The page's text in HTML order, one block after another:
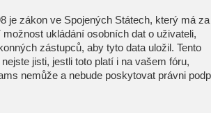
je zákon ve Spojených Státech, který má za
ukládání osobních dat o uživateli,
zástupců, aby tyto data uložil. Tento
jisti, jestli toto platí i na vašem fóru,
nemůže a nebude poskytovat právni